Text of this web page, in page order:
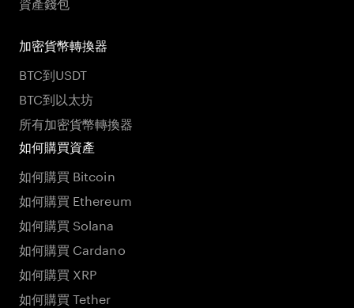
加密貨幣轉換器
BTC到USDT
BTC到以太坊
所有加密貨幣轉換器
如何購買資產
如何購買 Bitcoin
如何購買 Ethereum
如何購買 Solana
如何購買 Cardano
如何購買 XRP
如何購買 Tether